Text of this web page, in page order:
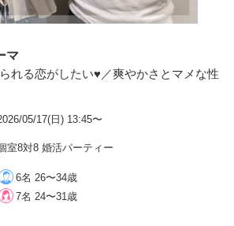
マ
れる恋がしたい♥／爽やかさとマメな性
05/17(日) 13:45〜
室8対8 婚活パーティー
6名 26〜34歳
7名 24〜31歳